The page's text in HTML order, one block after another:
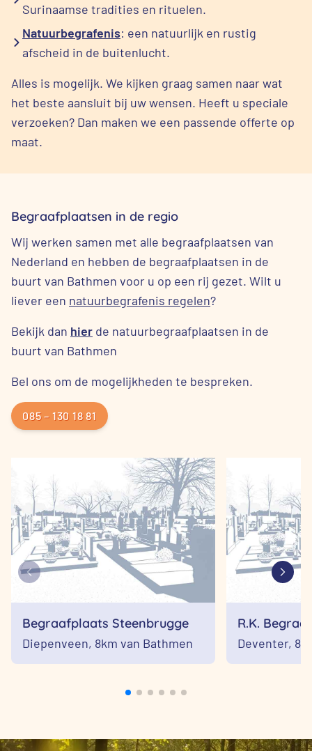
Surinaamse tradities en rituelen.
Natuurbegrafenis: een natuurlijk en rustig
afscheid in de buitenlucht.
Alles is mogelijk. We kijken graag samen naar wat
het beste aansluit bij uw wensen. Heeft u speciale
verzoeken? Dan maken we een passende offerte op
maat.
Begraafplaatsen in de regio
Wij werken samen met alle begraafplaatsen van
Nederland en hebben de begraafplaatsen in de
buurt van Bathmen voor u op een rij gezet. Wilt u
liever een natuurbegrafenis regelen?
Bekijk dan hier de natuurbegraafplaatsen in de
buurt van Bathmen
Bel ons om de mogelijkheden te bespreken.
085 – 130 18 81
Begraafplaats Steenbrugge
Diepenveen, 8km van Bathmen
R.K.
Lebuinus
Deventer,